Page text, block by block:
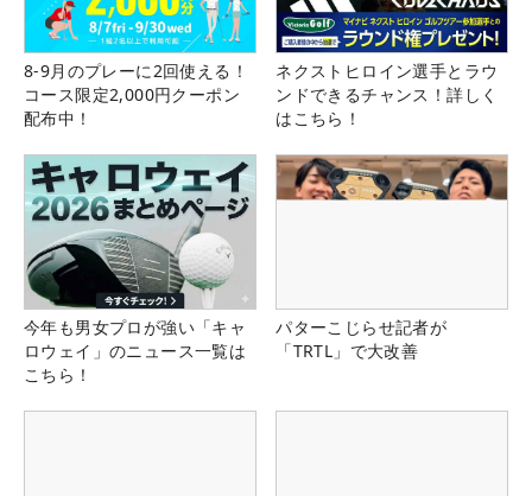
8-9月のプレーに2回使える！
コース限定2,000円クーポン
配布中！
ネクストヒロイン選手とラウ
ンドできるチャンス！詳しく
はこちら！
今年も男女プロが強い「キャ
ロウェイ」のニュース一覧は
こちら！
パターこじらせ記者が
「TRTL」で大改善